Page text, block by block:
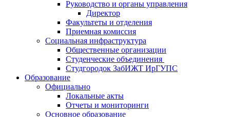
Руководство и органы управления
Директор
Факультеты и отделения
Приемная комиссия
Социальная инфраструктура
Общественные организации
Студенческие объединения
Студгородок ЗабИЖТ ИрГУПС
Образование
Официально
Локальные акты
Отчеты и мониторинги
Основное образование